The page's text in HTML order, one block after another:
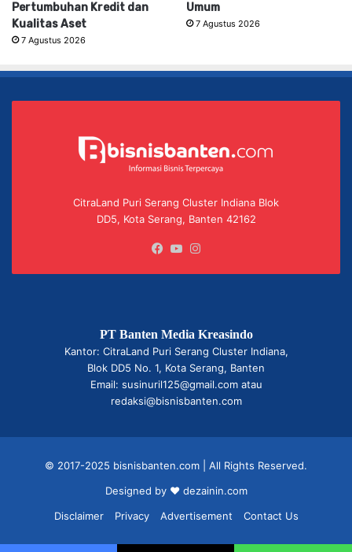
Pertumbuhan Kredit dan
Kualitas Aset
7 Agustus 2026
Umum
7 Agustus 2026
CitraLand Puri Serang Cluster Indiana Blok
DD5, Kota Serang, Banten 42162
Facebook
YouTube
PT Banten Media Kreasindo
Kantor: CitraLand Puri Serang Cluster Indiana,
Blok DD5 No. 1, Kota Serang, Banten
Email: susinuril125@gmail.com atau
redaksi@bisnisbanten.com
© 2017-2025 bisnisbanten.com | All Rights Reserved.
Designed by ❤ dezainin.com
Disclaimer
Privacy Advertisement Contact Us